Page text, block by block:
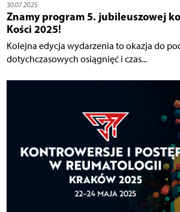
30.07.2025
Znamy program 5. jubileuszowej
Kości 2025!
Kolejna edycja wydarzenia to okazja do
dotychczasowych osiągnięć i czas...